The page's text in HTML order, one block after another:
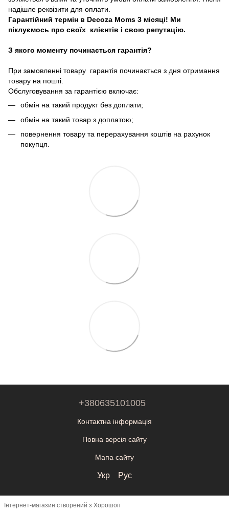
надішле реквізити для оплати.
Гарантійний термін в Decoza Moms 3 місяці! Ми
піклуємось про своїх клієнтів і свою репутацію.
З якого моменту починається гарантія?
При замовленні товару гарантія починається з дня отримання
товару на пошті.
Обслуговування за гарантією включає:
обмін на такий продукт без доплати;
обмін на такий товар з доплатою;
повернення товару та перерахування коштів на рахунок
покупця.
+380635101005
Контактна інформація
Повна версія сайту
Мапа сайту
Укр Рус
Інтернет-магазин створений з Хорошоп